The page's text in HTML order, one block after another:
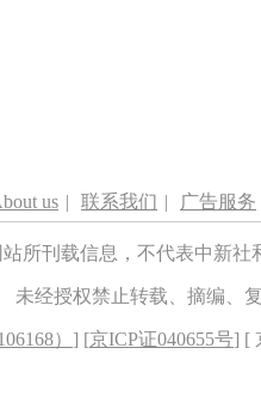
us | 联系我们 | 广告服务
所刊载信息，不代表中新
未经授权禁止转载、摘编、
） ] [京ICP证040655号] [